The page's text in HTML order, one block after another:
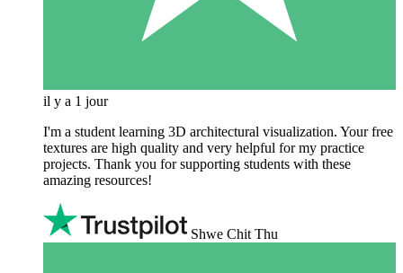
il y a 1 jour
I'm a student learning 3D architectural visualization. Your free
textures are high quality and very helpful for my practice
projects. Thank you for supporting students with these
amazing resources!
Shwe Chit Thu